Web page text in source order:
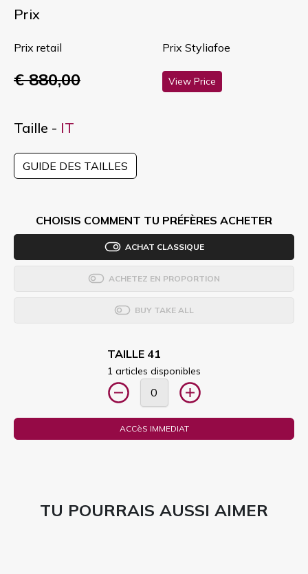
Prix
Prix retail
€ 880,00
Prix Styliafoe
View Price
Taille - IT
GUIDE DES TAILLES
CHOISIS COMMENT TU PRÉFÈRES ACHETER
ACHAT CLASSIQUE
ACHETEZ EN PROPORTION
BUY TAKE ALL
TAILLE 41
1 articles disponibles
ACCèS IMMEDIAT
TU POURRAIS AUSSI AIMER